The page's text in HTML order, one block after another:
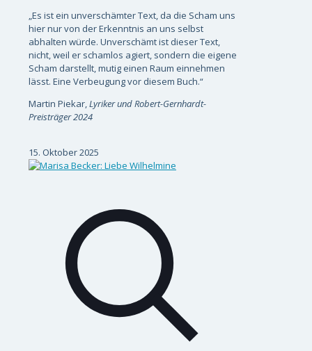
„Es ist ein unverschämter Text, da die Scham uns
hier nur von der Erkenntnis an uns selbst
abhalten würde. Unverschämt ist dieser Text,
nicht, weil er schamlos agiert, sondern die eigene
Scham darstellt, mutig einen Raum einnehmen
lässt. Eine Verbeugung vor diesem Buch.“
Martin Piekar,Lyriker und Robert-Gernhardt-
Preisträger 2024
15. Oktober 2025